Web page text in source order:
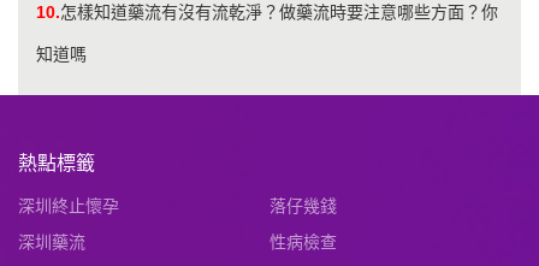
10.怎樣知道藥流有沒有流乾淨？做藥流時要注意哪些方面？你
知道嗎
熱點標籤
深圳終止懷孕
落仔幾錢
深圳藥流
性病檢查